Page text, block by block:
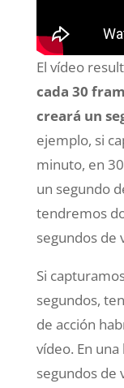
El vídeo
cada 30
creará un
ejemplo, si
minuto, en
un segundo
tendremos
segundos de
Si
segundos,
de acción
vídeo. En
segundos de